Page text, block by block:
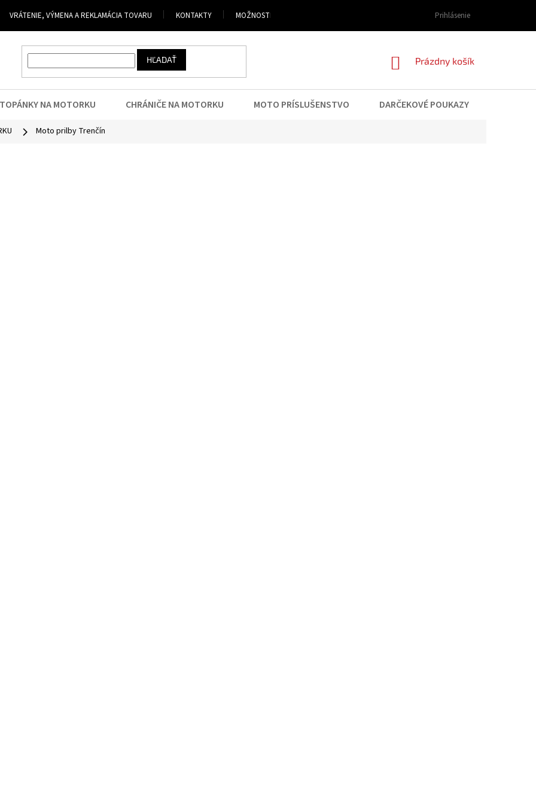
VRÁTENIE, VÝMENA A REKLAMÁCIA TOVARU KONTAKTY MOŽNOSTI DOPRAVY A PLATBY OBCHODNÉ PODMIENKY PODMIENKY
Prihlásenie
HĽADAŤ
NÁKUPNÝ
Prázdny košík
TOPÁNKY NA MOTORKU CHRÁNIČE NA MOTORKU MOTO PRÍSLUŠENSTVO DARČEKOVÉ POUKAZY
Moto prilby Trenčín